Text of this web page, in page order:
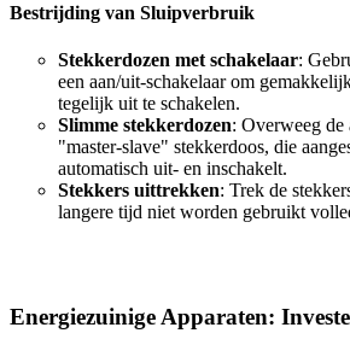
Bestrijding van Sluipverbruik
Stekkerdozen met schakelaar:
een aan/uit-schakelaar om
tegelijk uit te schakelen.
Slimme stekkerdozen: Overweeg de
"master-slave" stekkerdoos, die
automatisch uit- en inschakelt.
Stekkers uittrekken: Trek de
langere tijd niet worden gebruikt
Energiezuinige Apparaten: